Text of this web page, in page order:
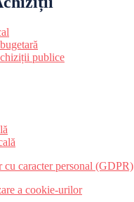
publice
cu caracter personal (GDPR)
a cookie-urilor